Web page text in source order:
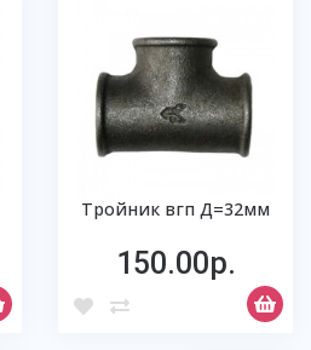
Тройник вгп Д=32мм
150.00р.